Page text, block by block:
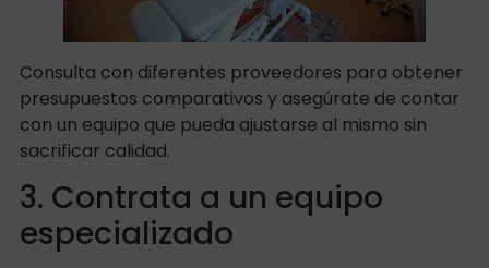
Consulta con diferentes proveedores para obtener
presupuestos comparativos y asegúrate de contar
con un equipo que pueda ajustarse al mismo sin
sacrificar calidad.
3. Contrata a un equipo
especializado